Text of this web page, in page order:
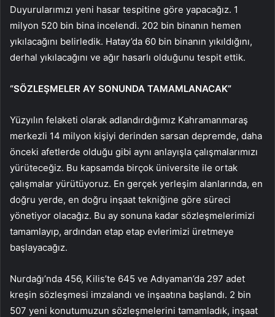
Duyurularımızı yeni hasar tespitine göre yapacağız. 1
milyon 520 bin bina incelendi. 202 bin binanın hemen
yıkılacağını belirledik. Hatay’da 60 bin binanın yıkıldığını,
derhal yıkılacağını ve ağır hasarlı olduğunu tespit ettik.
“SÖZLEŞMELER AY SONUNDA TAMAMLANACAK”
Yüzyılın felaketi olarak adlandırdığımız Kahramanmaraş
merkezli 14 milyon kişiyi derinden sarsan depremde, daha
önceki afetlerde olduğu gibi aynı anlayışla çalışmalarımızı
yürüteceğiz. Bu kapsamda birçok üniversite ile ortak
çalışmalar yürütüyoruz. En gerçek yerleşim alanlarında, en
doğru yerde, en doğru inşaat tekniğine göre süreci
yönetiyor olacağız. Bu ay sonuna kadar sözleşmelerimizi
tamamlayıp, ardından etap etap evlerimizi üretmeye
başlayacağız.
Nurdağı’nda 456, Kilis’te 645 ve Adıyaman’da 297 adet
kreşin sözleşmesi imzalandı ve inşaatına başlandı. 2 bin
507 yeni konutumuzun sözleşmelerini tamamladık, inşaat